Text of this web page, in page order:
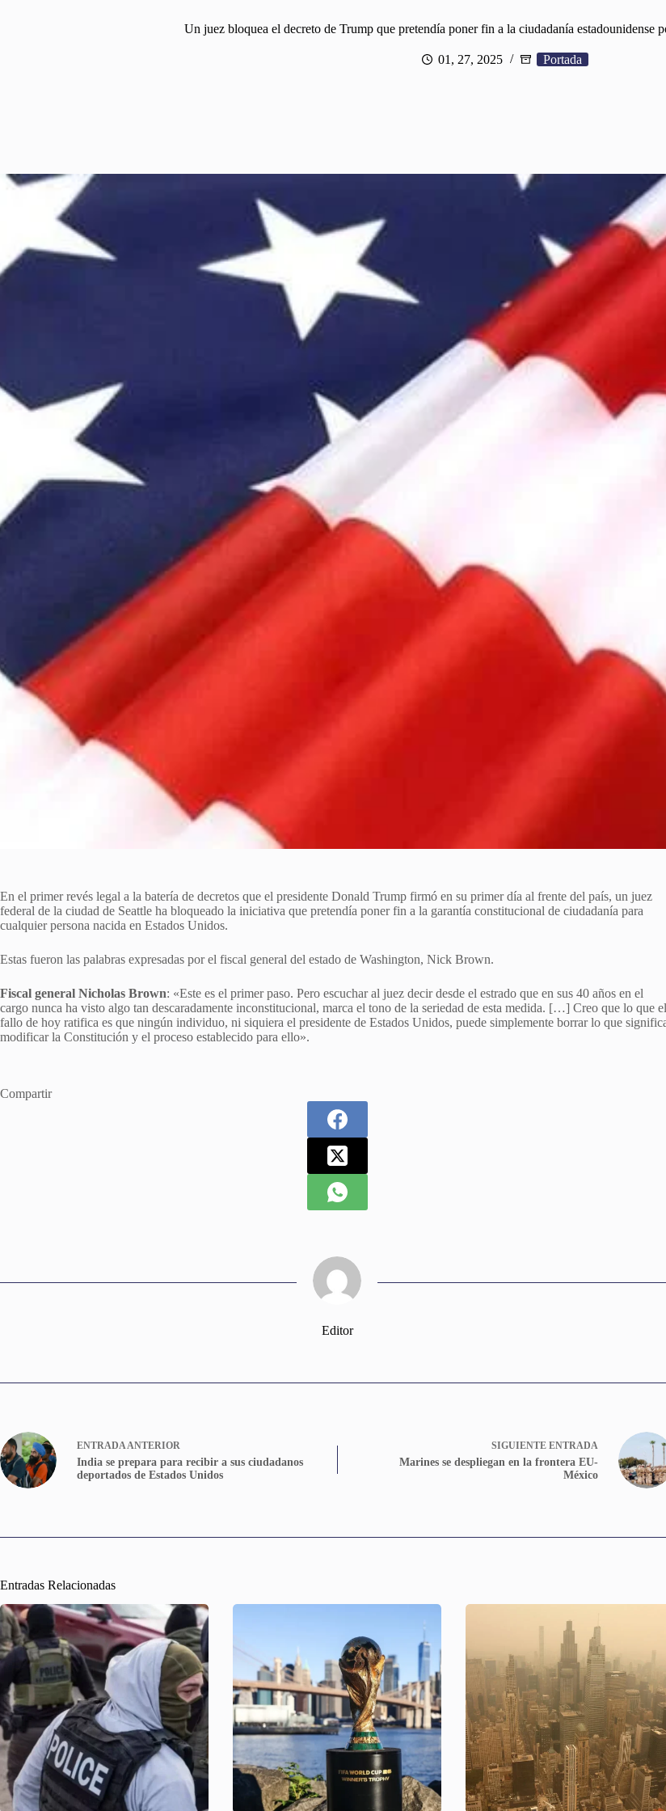
Un juez bloquea el decreto de Trump que pretendía poner fin a la ciudadanía estadounidense
01, 27, 2025 Portada
En el primer revés legal a la batería de decretos que el presidente Donald Trump firmó en su primer día al frente del país, un juez
federal de la ciudad de Seattle ha bloqueado la iniciativa que pretendía poner fin a la garantía constitucional de ciudadanía para
cualquier persona nacida en Estados Unidos.
Estas fueron las palabras expresadas por el fiscal general del estado de Washington, Nick Brown.
Fiscal general Nicholas Brown: «Este es el primer paso. Pero escuchar al juez decir desde el estrado que en sus 40 años en el
cargo nunca ha visto algo tan descaradamente inconstitucional, marca el tono de la seriedad de esta medida. […] Creo que lo que el
fallo de hoy ratifica es que ningún individuo, ni siquiera el presidente de Estados Unidos, puede simplemente borrar lo que
modificar la Constitución y el proceso establecido para ello».
Compartir
Editor
ENTRADAANTERIOR
India se prepara para recibir a sus ciudadanos
deportados de Estados Unidos
SIGUIENTE ENTRADA
Marines se despliegan en la frontera EU-
México
Entradas Relacionadas